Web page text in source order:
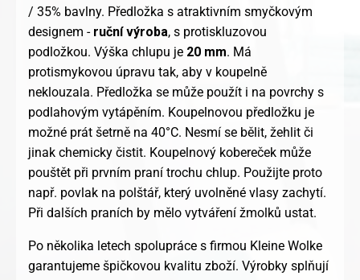
/ 35% bavlny. Předložka s atraktivním smyčkovým
designem - ruční výroba, s protiskluzovou
podložkou. Výška chlupu je 20 mm. Má
protismykovou úpravu tak, aby v koupelně
neklouzala. Předložka se může použít i na povrchy s
podlahovým vytápěním. Koupelnovou předložku je
možné prát šetrně na 40°C. Nesmí se bělit, žehlit či
jinak chemicky čistit. Koupelnový kobereček může
pouštět při prvním praní trochu chlup. Použijte proto
např. povlak na polštář, který uvolněné vlasy zachytí.
Při dalších praních by mělo vytváření žmolků ustat.
Po několika letech spolupráce s firmou Kleine Wolke
garantujeme špičkovou kvalitu zboží. Výrobky splňují